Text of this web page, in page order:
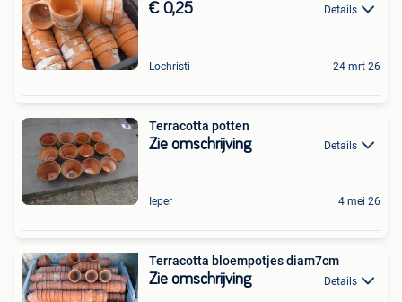
€ 0,25 Details
Lochristi 24 mrt 26
Terracotta potten
Zie omschrijving Details
Ieper 4 mei 26
Terracotta bloempotjes diam7cm
Zie omschrijving Details